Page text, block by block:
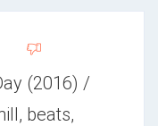
(2016) /
beats,